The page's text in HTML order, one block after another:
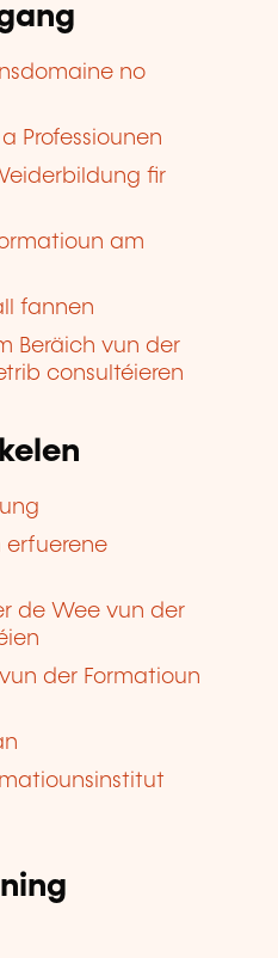
no
Professiounen
fir
am
fannen
Beräich vun der
consultéieren
erfuerene
de Wee vun der
der Formatioun